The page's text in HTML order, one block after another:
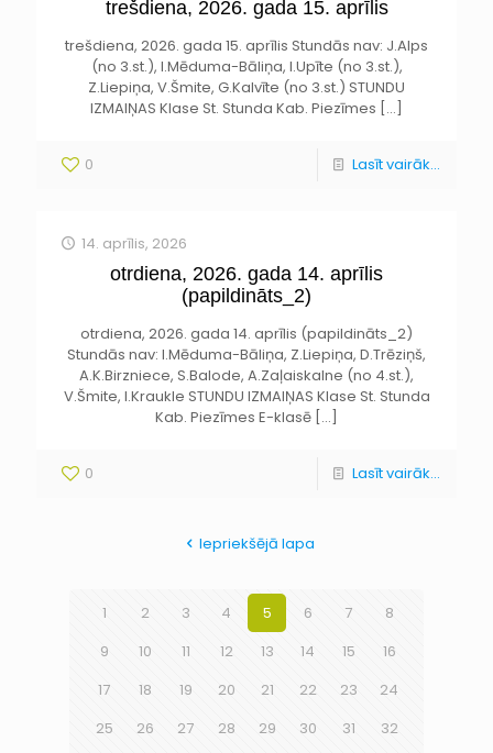
trešdiena, 2026. gada 15. aprīlis
trešdiena, 2026. gada 15. aprīlis Stundās nav: J.Alps
(no 3.st.), I.Mēduma-Bāliņa, I.Upīte (no 3.st.),
Z.Liepiņa, V.Šmite, G.Kalvīte (no 3.st.) STUNDU
IZMAIŅAS Klase St. Stunda Kab. Piezīmes […]
0 Lasīt vairāk...
14. aprīlis, 2026
otrdiena, 2026. gada 14. aprīlis
(papildināts_2)
otrdiena, 2026. gada 14. aprīlis (papildināts_2)
Stundās nav: I.Mēduma-Bāliņa, Z.Liepiņa, D.Trēziņš,
A.K.Birzniece, S.Balode, A.Zaļaiskalne (no 4.st.),
V.Šmite, I.Kraukle STUNDU IZMAIŅAS Klase St. Stunda
Kab. Piezīmes E-klasē […]
0 Lasīt vairāk...
Iepriekšējā lapa
1 2 3 4 5 6 7
8
9
10 11 12 13 14 15
16
17
18 19 20 21 22 23
24
25
26 27 28 29 30 31
32